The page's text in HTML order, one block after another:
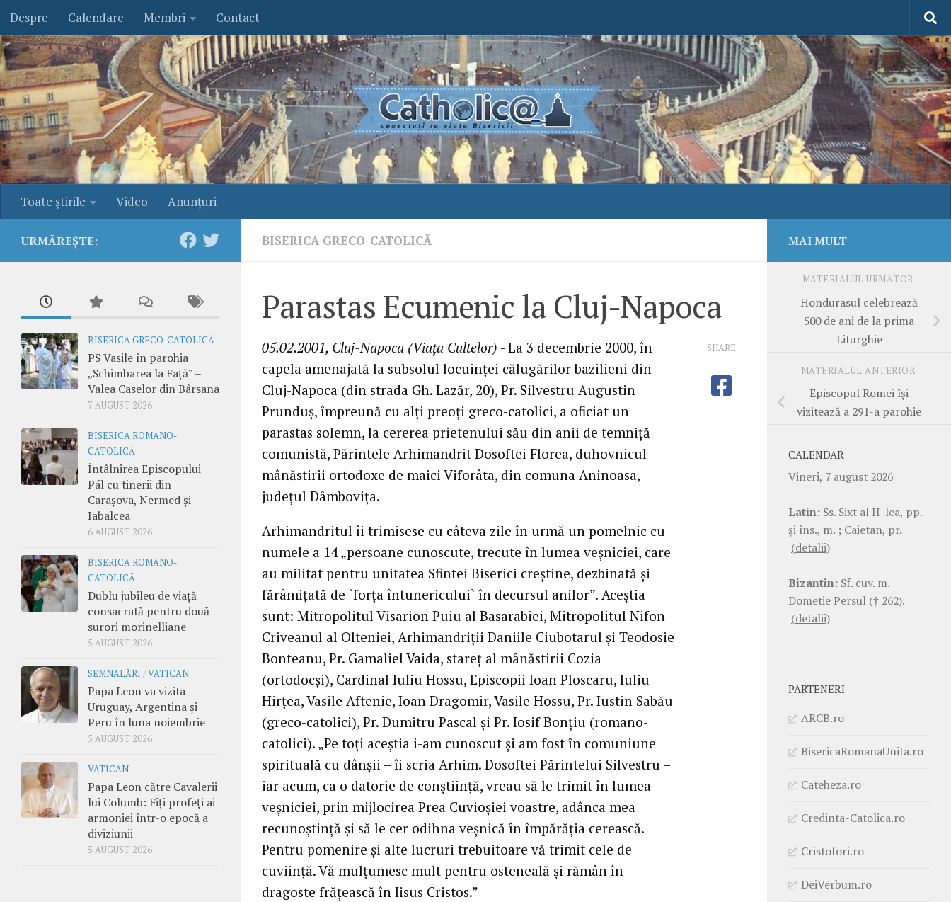
Skip to content
Despre Calendare Membri Contact
Toate ştirile Video Anunţuri
BISERICA GRECO-CATOLICĂ
Parastas Ecumenic la Cluj-Napoca
05.02.2001, Cluj-Napoca (Viaţa Cultelor) - La 3 decembrie 2000, în
capela amenajată la subsolul locuinţei călugărilor bazilieni din
Cluj-Napoca (din strada Gh. Lazăr, 20), Pr. Silvestru Augustin
Prunduş, împreună cu alţi preoţi greco-catolici, a oficiat un
parastas solemn, la cererea prietenului său din anii de temniţă
comunistă, Părintele Arhimandrit Dosoftei Florea, duhovnicul
mânăstirii ortodoxe de maici Viforâta, din comuna Aninoasa,
judeţul Dâmboviţa.
Arhimandritul îi trimisese cu câteva zile în urmă un pomelnic cu
numele a 14 „persoane cunoscute, trecute în lumea veşniciei, care
au militat pentru unitatea Sfintei Biserici creştine, dezbinată şi
fărâmiţată de `forţa întunericului` în decursul anilor”. Aceştia
sunt: Mitropolitul Visarion Puiu al Basarabiei, Mitropolitul Nifon
Criveanul al Olteniei, Arhimandriţii Daniile Ciubotarul şi Teodosie
Bonteanu, Pr. Gamaliel Vaida, stareţ al mânăstirii Cozia
(ortodocşi), Cardinal Iuliu Hossu, Episcopii Ioan Ploscaru, Iuliu
Hirţea, Vasile Aftenie, Ioan Dragomir, Vasile Hossu, Pr. Iustin Sabău
(greco-catolici), Pr. Dumitru Pascal şi Pr. Iosif Bonţiu (romano-
catolici). „Pe toţi aceştia i-am cunoscut şi am fost în comuniune
spirituală cu dânşii – îi scria Arhim. Dosoftei Părintelui Silvestru –
iar acum, ca o datorie de conştiinţă, vreau să le trimit în lumea
veşniciei, prin mijlocirea Prea Cuvioşiei voastre, adânca mea
recunoştinţă şi să le cer odihna veşnică în împărăţia cerească.
Pentru pomenire şi alte lucruri trebuitoare vă trimit cele de
cuviinţă. Vă mulţumesc mult pentru osteneală şi rămân în
dragoste frăţească în Iisus Cristos.”
SHARE
URMĂREȘTE:
BISERICA GRECO-CATOLICĂ
PS Vasile în parohia
„Schimbarea la Față” –
Valea Caselor din Bârsana
7 AUGUST 2026
BISERICA ROMANO-
CATOLICĂ
Întâlnirea Episcopului
Pál cu tinerii din
Carașova, Nermed și
Iabalcea
6 AUGUST 2026
BISERICA ROMANO-
CATOLICĂ
Dublu jubileu de viață
consacrată pentru două
surori morinelliane
5 AUGUST 2026
SEMNALĂRI /VATICAN
Papa Leon va vizita
Uruguay, Argentina și
Peru în luna noiembrie
5 AUGUST 2026
VATICAN
Papa Leon către Cavalerii
lui Columb: Fiți profeți ai
armoniei într-o epocă a
diviziunii
5 AUGUST 2026
MAI MULT
MATERIALUL URMĂTOR
Hondurasul celebrează
500 de ani de la prima
Liturghie
MATERIALUL ANTERIOR
Episcopul Romei îşi
vizitează a 291-a parohie
CALENDAR
Vineri, 7 august 2026
Latin: Ss. Sixt al II-lea, pp.
şi îns., m. ; Caietan, pr.
(detalii)
Bizantin: Sf. cuv. m.
Dometie Persul († 262).
(detalii)
PARTENERI
ARCB.ro
BisericaRomanaUnita.ro
Cateheza.ro
Credinta-Catolica.ro
Cristofori.ro
DeiVerbum.ro